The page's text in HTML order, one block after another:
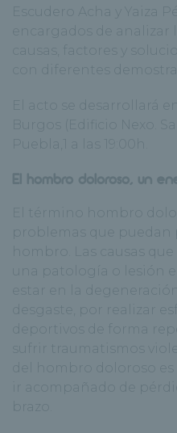
Escudero Acha y Yaiza
encargados de analizar
causas, factores y
con diferentes
El acto se desarrollará
Burgos (Edificio Nexo.
Puebla,1 a las 19:00h.
El hombro doloroso, un
El término hombro
problemas que puedan
hombro. Las causas
una patología o lesión
estar en la
desgaste, por realizar
deportivos de forma
sufrir traumatismos
del hombro doloroso es
ir acompañado de
brazo.